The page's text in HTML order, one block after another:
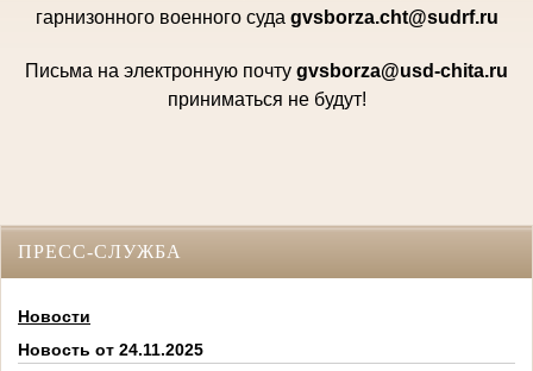
гарнизонного военного суда gvsborza.cht@sudrf.ru
Письма на электронную почту gvsborza@usd-chita.ru
приниматься не будут!
ПРЕСС-СЛУЖБА
Новости
Новость от 24.11.2025